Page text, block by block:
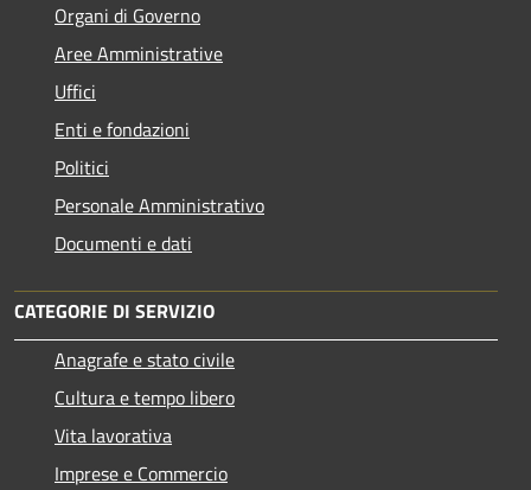
Organi di Governo
Aree Amministrative
Uffici
Enti e fondazioni
Politici
Personale Amministrativo
Documenti e dati
CATEGORIE DI SERVIZIO
Anagrafe e stato civile
Cultura e tempo libero
Vita lavorativa
Imprese e Commercio